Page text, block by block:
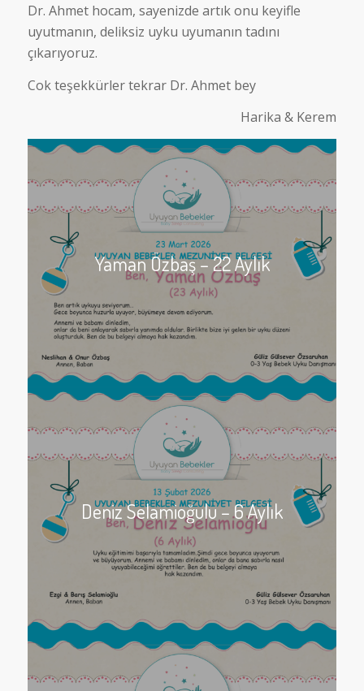
Dr. Ahmet hocam, sayenizde artık onu keyifle
uyutmanın, deliksiz uyku uyumanın tadını
çıkarıyoruz.
Cok teşekkürler tekrar Dr. Ahmet bey
Harika & Kerem
Yaman Özbaş – 22 Aylık
Deniz Selamioğulu – 6 Aylık